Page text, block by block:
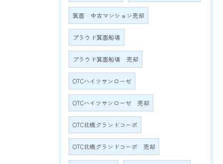
箕面 中古マンション売却
プラウド箕面船場
プラウド箕面船場 売却
OTCハイツサンローゼ
OTCハイツサンローゼ 売却
OTC北橋グランドコーポ
OTC北橋グランドコーポ 売却